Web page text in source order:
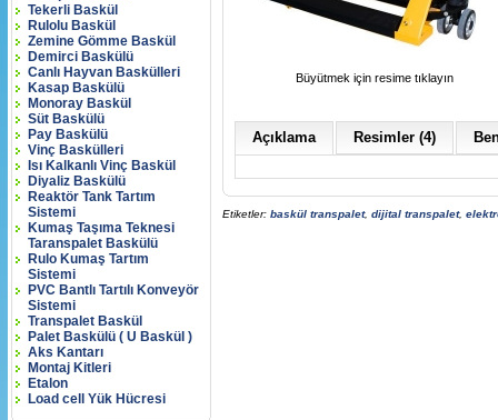
Tekerli Baskül
Rulolu Baskül
Zemine Gömme Baskül
Demirci Baskülü
Canlı Hayvan Baskülleri
Kasap Baskülü
Monoray Baskül
Süt Baskülü
Pay Baskülü
Vinç Baskülleri
Isı Kalkanlı Vinç Baskül
Diyaliz Baskülü
Reaktör Tank Tartım
Sistemi
Kumaş Taşıma Teknesi
Taranspalet Baskülü
Rulo Kumaş Tartım
Sistemi
PVC Bantlı Tartılı Konveyör
Sistemi
Transpalet Baskül
Palet Baskülü ( U Baskül )
Aks Kantarı
Montaj Kitleri
Etalon
Load cell Yük Hücresi
Büyütmek için resime tıklayın
Açıklama Resimler (4)
Etiketler: baskül transpalet, dijital transpalet,